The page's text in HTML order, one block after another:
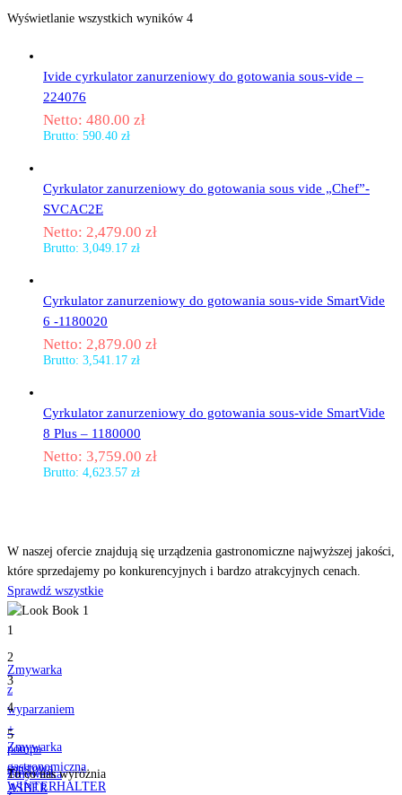
Wyświetlanie wszystkich wyników 4
Ivide cyrkulator zanurzeniowy do gotowania sous-vide –
224076
Netto: 480.00 zł
Brutto: 590.40 zł
Cyrkulator zanurzeniowy do gotowania sous vide „Chef”-
SVCAC2E
Netto: 2,479.00 zł
Brutto: 3,049.17 zł
Cyrkulator zanurzeniowy do gotowania sous-vide SmartVide
6 -1180020
Netto: 2,879.00 zł
Brutto: 3,541.17 zł
Cyrkulator zanurzeniowy do gotowania sous-vide SmartVide
8 Plus – 1180000
Netto: 3,759.00 zł
Brutto: 4,623.57 zł
W naszej ofercie znajdują się urządzenia gastronomiczne najwyższej jakości,
które sprzedajemy po konkurencyjnych i bardzo atrakcyjnych cenach.
Sprawdź wszystkie
1
Zmywarka
z
wyparzaniem
+
pompa
spustowa
ASBER
2
3
4
Zmywarka
gastronomiczna
WINTERHALTER
5
Zmywarka
To co naswyróżnia